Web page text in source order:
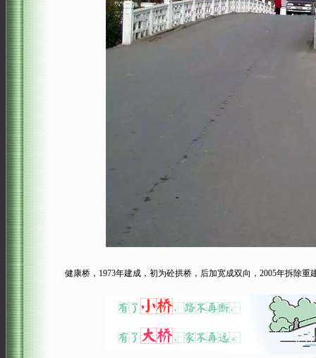
健康桥，1973年建成，初为砼拱桥，后加宽成双向，2005年拆除重